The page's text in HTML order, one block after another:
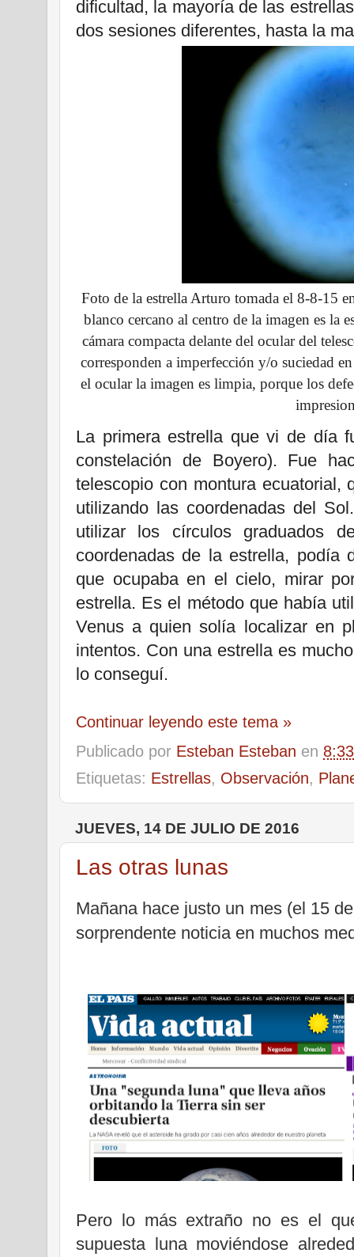
dificultad, la mayoría de las
dos sesiones diferentes, hasta la
Foto de la estrella Arturo tomada el 8-8-15
blanco cercano al centro de la imagen es la
cámara compacta delante del ocular del
corresponden a imperfección y/o suciedad
el ocular la imagen es limpia, porque los
La primera estrella que vi de día
constelación de Boyero). Fue
telescopio con montura ecuatorial,
utilizando las coordenadas del
utilizar los círculos graduados
coordenadas de la estrella, podía
que ocupaba en el cielo, mirar
estrella. Es el método que había
Venus a quien solía localizar en
intentos. Con una estrella es
lo conseguí.
Continuar leyendo este tema »
Publicado por Esteban Esteban en 8:33
Etiquetas: Estrellas, Observación,
JUEVES, 14 DE JULIO DE 2016
Las otras lunas
Mañana hace justo un mes (el 15
sorprendente noticia en muchos
Pero lo más extraño no es el
supuesta luna moviéndose